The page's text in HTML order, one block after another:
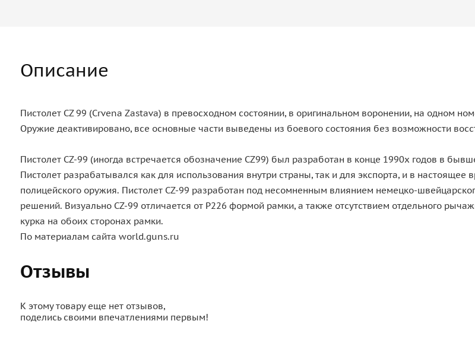
Описание
Пистолет CZ 99 (Crvena Zastava) в превосходном состоянии, в оригинальном воронении, на одном
Оружие деактивировано, все основные части выведены из боевого состояния без возможности
Пистолет CZ-99 (иногда встречается обозначение CZ99) был разработан в конце 1990х годов в
Пистолет разрабатывался как для использования внутри страны, так и для экспорта, и в
полицейского оружия. Пистолет CZ-99 разработан под несомненным влиянием немецко-
решений. Визуально CZ-99 отличается от Р226 формой рамки, а также отсутствием отдельного
курка на обоих сторонах рамки.
По материалам сайта world.guns.ru
Отзывы
К этому товару еще нет отзывов,
поделись своими впечатлениями первым!